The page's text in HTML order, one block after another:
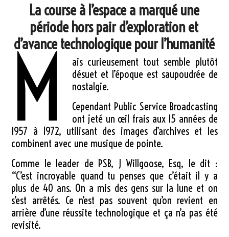
La course à l’espace a marqué une
période hors pair d’exploration et
d’avance technologique pour l’humanité
M
ais curieusement tout semble plutôt
désuet et l’époque est saupoudrée de
nostalgie.
Cependant Public Service Broadcasting
ont jeté un œil frais aux 15 années de
1957 à 1972, utilisant des images d’archives et les
combinent avec une musique de pointe.
Comme le leader de PSB, J Willgoose, Esq, le dit :
“C’est incroyable quand tu penses que c’était il y a
plus de 40 ans. On a mis des gens sur la lune et on
s’est arrêtés. Ce n’est pas souvent qu’on revient en
arrière d’une réussite technologique et ça n’a pas été
revisité.